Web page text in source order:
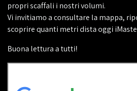
propri scaffali i nostri volumi.
Vi invitiamo a consultare la mappa,
scoprire quanti metri dista oggi
Buona lettura a tutti!